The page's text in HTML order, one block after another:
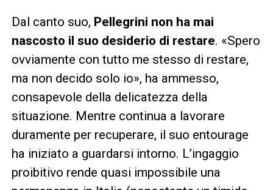
Dal canto suo, Pellegrini non ha mai
nascosto il suo desiderio di restare. «Spero
ovviamente con tutto me stesso di restare,
ma non decido solo io», ha ammesso,
consapevole della delicatezza della
situazione. Mentre continua a lavorare
duramente per recuperare, il suo entourage
ha iniziato a guardarsi intorno. L’ingaggio
proibitivo rende quasi impossibile una